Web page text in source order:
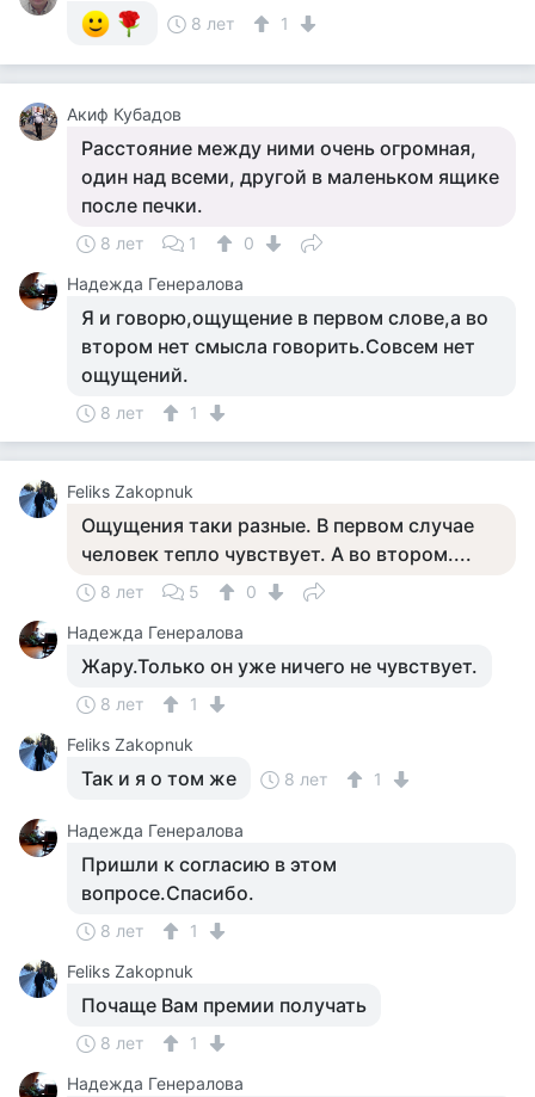
8 лет
1
Акиф Кубадов
Расстояние между ними очень огромная,
один над всеми, другой в маленьком ящике
после печки.
8 лет 1
0
Надежда Генералова
Я и говорю,ощущение в первом слове,а во
втором нет смысла говорить.Совсем нет
ощущений.
8 лет 1
Feliks Zakopnuk
Ощущения таки разные. В первом случае
человек тепло чувствует. А во втором....
8 лет 5
0
Надежда Генералова
Жару.Только он уже ничего не чувствует.
8 лет
1
Feliks Zakopnuk
Так и я о том же 8 лет 1
Надежда Генералова
Пришли к согласию в этом
вопросе.Спасибо.
8 лет
1
Feliks Zakopnuk
Почаще Вам премии получать
8 лет
1
Надежда Генералова